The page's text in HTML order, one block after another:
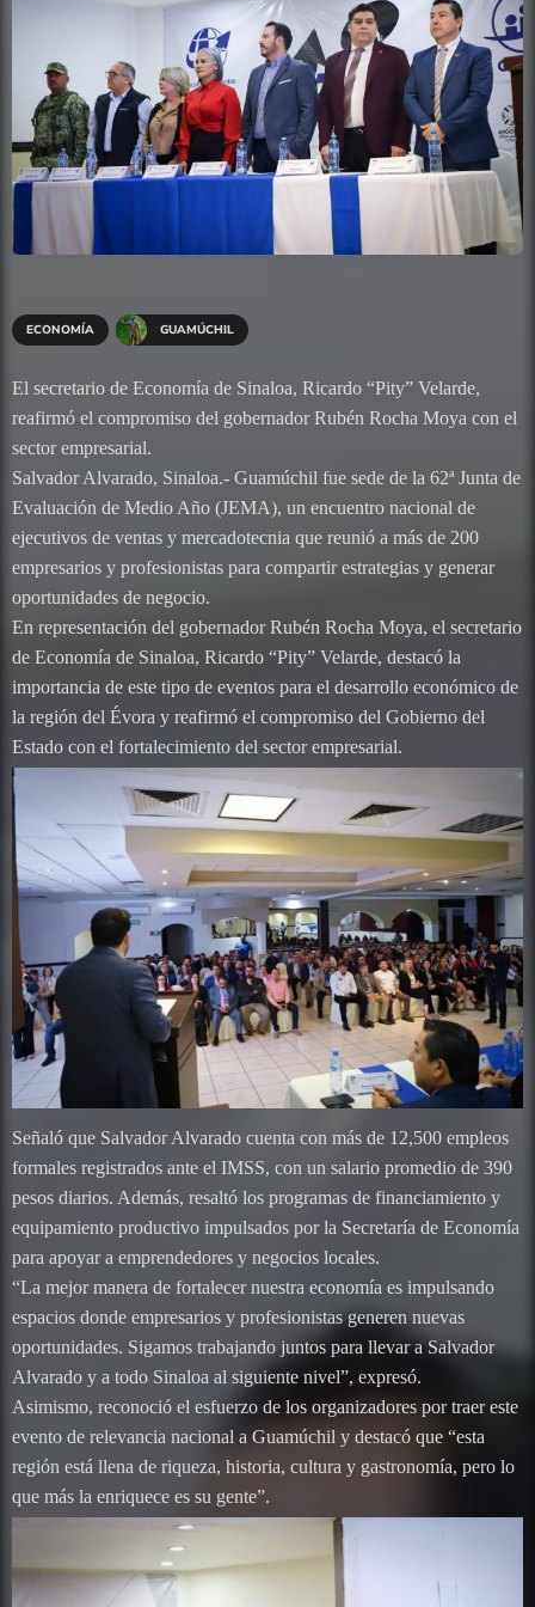
ECONOMÍA GUAMÚCHIL
El secretario de Economía de Sinaloa, Ricardo “Pity” Velarde,
reafirmó el compromiso del gobernador Rubén Rocha Moya con el
sector empresarial.
Salvador Alvarado, Sinaloa.- Guamúchil fue sede de la 62ª Junta de
Evaluación de Medio Año (JEMA), un encuentro nacional de
ejecutivos de ventas y mercadotecnia que reunió a más de 200
empresarios y profesionistas para compartir estrategias y generar
oportunidades de negocio.
En representación del gobernador Rubén Rocha Moya, el secretario
de Economía de Sinaloa, Ricardo “Pity” Velarde, destacó la
importancia de este tipo de eventos para el desarrollo económico de
la región del Évora y reafirmó el compromiso del Gobierno del
Estado con el fortalecimiento del sector empresarial.
Señaló que Salvador Alvarado cuenta con más de 12,500 empleos
formales registrados ante el IMSS, con un salario promedio de 390
pesos diarios. Además, resaltó los programas de financiamiento y
equipamiento productivo impulsados por la Secretaría de Economía
para apoyar a emprendedores y negocios locales.
“La mejor manera de fortalecer nuestra economía es impulsando
espacios donde empresarios y profesionistas generen nuevas
oportunidades. Sigamos trabajando juntos para llevar a Salvador
Alvarado y a todo Sinaloa al siguiente nivel”, expresó.
Asimismo, reconoció el esfuerzo de los organizadores por traer este
evento de relevancia nacional a Guamúchil y destacó que “esta
región está llena de riqueza, historia, cultura y gastronomía, pero lo
que más la enriquece es su gente”.